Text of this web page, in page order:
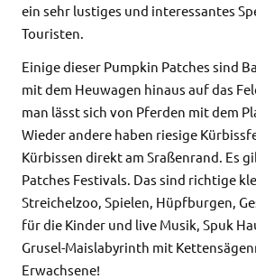
ein sehr lustiges und interessantes
Touristen.
Einige dieser Pumpkin Patches sind
mitdem Heuwagen hinaus auf das
man lässt sich von Pferden mit dem
Wieder andere haben riesige
Kürbissen direkt am Sraßenrand. Es
Patches Festivals. Das sind richtige
Streichelzoo, Spielen, Hüpfburgen,
für die Kinder und live Musik, Spuk
Grusel-Maislabyrinth mit
Erwachsene!